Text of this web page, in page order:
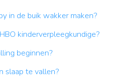
in de buik wakker maken?
kinderverpleegkundige?
beginnen?
slaap te vallen?